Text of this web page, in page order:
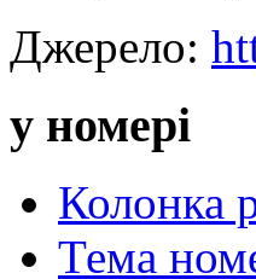
Джерело:
у номері
Колонка
Тема